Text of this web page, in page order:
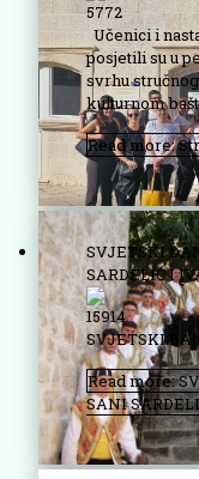
5772
Učenici i
posjetili su u
svrhu
kulturnom
Read more:
SVJETSKI
SARDELIĆ I
15914
SVJETSKI
Read more:
SANI